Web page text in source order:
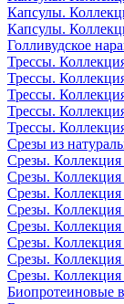
Капсулы.
Капсулы.
Голливудское
Трессы.
Трессы.
Трессы.
Трессы.
Трессы.
Срезы из
Срезы. Коллекция
Срезы. Коллекция
Срезы. Коллекция
Срезы. Коллекция
Срезы. Коллекция
Срезы. Коллекция
Срезы. Коллекция
Срезы. Коллекция
Биопротеиновые